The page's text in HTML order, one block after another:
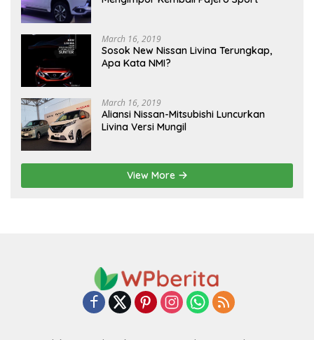
March 16, 2019
Sosok New Nissan Livina Terungkap,
Apa Kata NMI?
March 16, 2019
Aliansi Nissan-Mitsubishi Luncurkan
Livina Versi Mungil
View More